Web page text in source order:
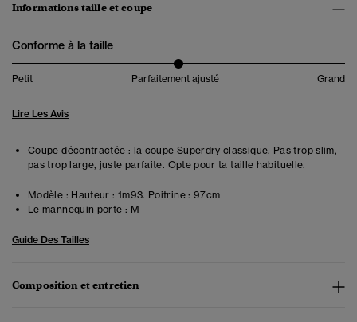
Informations taille et coupe
Conforme à la taille
Petit Parfaitement ajusté Grand
Lire Les Avis
Coupe décontractée : la coupe Superdry classique. Pas trop slim,
pas trop large, juste parfaite. Opte pour ta taille habituelle.
Modèle : Hauteur : 1m93. Poitrine : 97cm
Le mannequin porte : M
Guide Des Tailles
Composition et entretien